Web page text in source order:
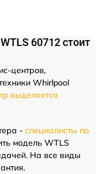
60712 стоит
центров,
Whirlpool
выделяется
- специалисты по
модель WTLS
На все виды